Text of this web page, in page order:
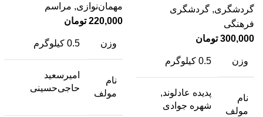
گردشگری, گردشگری
فرهنگی
300,000 تومان
وزن 0.5 کیلوگرم
نام
مولف
پدیده عادلوند,
شهره جوادی
مهمان‌نوازی, مراسم
220,000 تومان
وزن 0.5 کیلوگرم
نام
مولف
امیرسعید
حاجی‌حسینی